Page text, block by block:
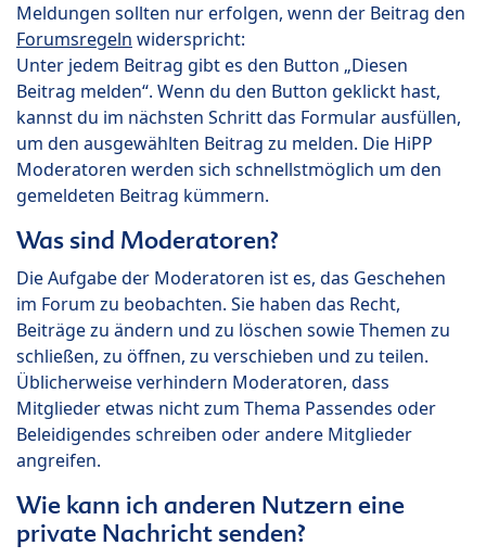
Meldungen sollten nur erfolgen, wenn der Beitrag den
Forumsregeln widerspricht:
Unter jedem Beitrag gibt es den Button „Diesen
Beitrag melden“. Wenn du den Button geklickt hast,
kannst du im nächsten Schritt das Formular ausfüllen,
um den ausgewählten Beitrag zu melden. Die HiPP
Moderatoren werden sich schnellstmöglich um den
gemeldeten Beitrag kümmern.
Was sind Moderatoren?
Die Aufgabe der Moderatoren ist es, das Geschehen
im Forum zu beobachten. Sie haben das Recht,
Beiträge zu ändern und zu löschen sowie Themen zu
schließen, zu öffnen, zu verschieben und zu teilen.
Üblicherweise verhindern Moderatoren, dass
Mitglieder etwas nicht zum Thema Passendes oder
Beleidigendes schreiben oder andere Mitglieder
angreifen.
Wie kann ich anderen Nutzern eine
private Nachricht senden?